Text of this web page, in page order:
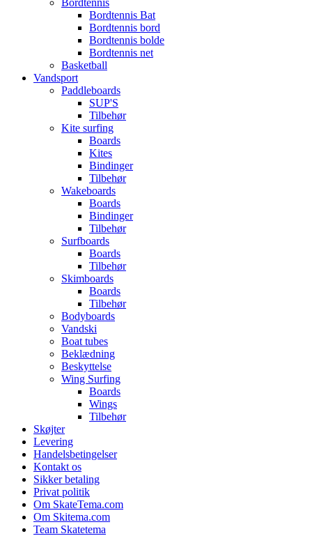
Bordtennis
Bordtennis Bat
Bordtennis bord
Bordtennis bolde
Bordtennis net
Basketball
Vandsport
Paddleboards
SUP'S
Tilbehør
Kite surfing
Boards
Kites
Bindinger
Tilbehør
Wakeboards
Boards
Bindinger
Tilbehør
Surfboards
Boards
Tilbehør
Skimboards
Boards
Tilbehør
Bodyboards
Vandski
Boat tubes
Beklædning
Beskyttelse
Wing Surfing
Boards
Wings
Tilbehør
Skøjter
Levering
Handelsbetingelser
Kontakt os
Sikker betaling
Privat politik
Om SkateTema.com
Om Skitema.com
Team Skatetema